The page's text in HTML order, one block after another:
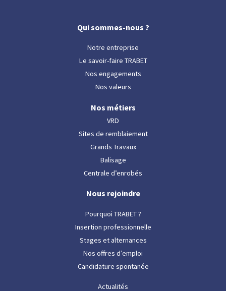
Qui sommes-nous ?
Notre entreprise
Le savoir-faire TRABET
Nos engagements
Nos valeurs
Nos métiers
VRD
Sites de remblaiement
Grands Travaux
Balisage
Centrale d’enrobés
Nous rejoindre
Pourquoi TRABET ?
Insertion professionnelle
Stages et alternances
Nos offres d’emploi
Candidature spontanée
Actualités